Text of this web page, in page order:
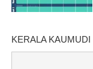
KERALA KAUMUDI